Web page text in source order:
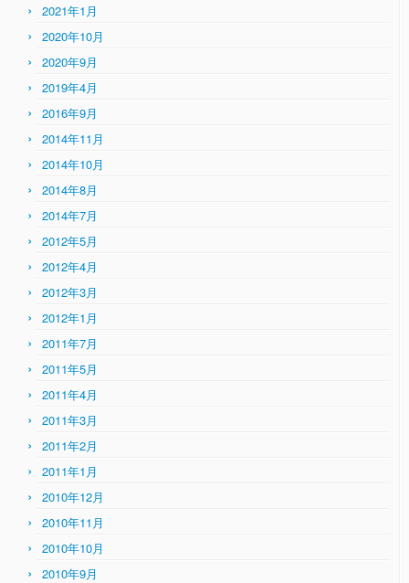
2021年1月
2020年10月
2020年9月
2019年4月
2016年9月
2014年11月
2014年10月
2014年8月
2014年7月
2012年5月
2012年4月
2012年3月
2012年1月
2011年7月
2011年5月
2011年4月
2011年3月
2011年2月
2011年1月
2010年12月
2010年11月
2010年10月
2010年9月